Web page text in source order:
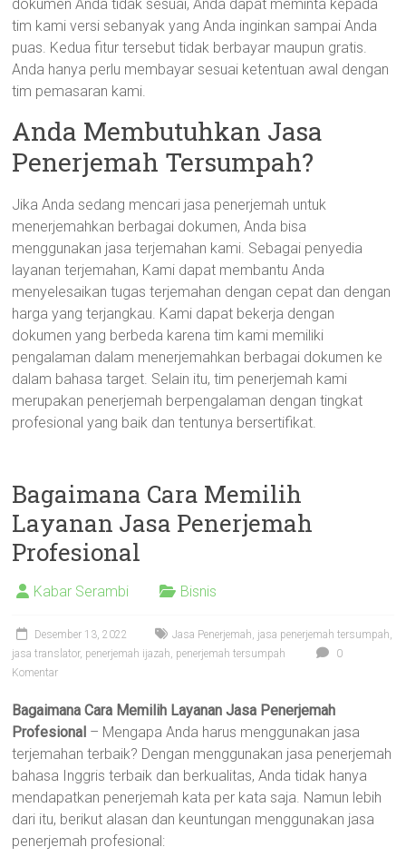
dokumen Anda tidak sesuai, Anda dapat meminta kepada
tim kami versi sebanyak yang Anda inginkan sampai Anda
puas. Kedua fitur tersebut tidak berbayar maupun gratis.
Anda hanya perlu membayar sesuai ketentuan awal dengan
tim pemasaran kami.
Anda Membutuhkan Jasa
Penerjemah Tersumpah?
Jika Anda sedang mencari jasa penerjemah untuk
menerjemahkan berbagai dokumen, Anda bisa
menggunakan jasa terjemahan kami. Sebagai penyedia
layanan terjemahan, Kami dapat membantu Anda
menyelesaikan tugas terjemahan dengan cepat dan dengan
harga yang terjangkau. Kami dapat bekerja dengan
dokumen yang berbeda karena tim kami memiliki
pengalaman dalam menerjemahkan berbagai dokumen ke
dalam bahasa target. Selain itu, tim penerjemah kami
merupakan penerjemah berpengalaman dengan tingkat
profesional yang baik dan tentunya bersertifikat.
Bagaimana Cara Memilih
Layanan Jasa Penerjemah
Profesional
Kabar Serambi Bisnis
Desember 13, 2022 Jasa Penerjemah, jasa penerjemah tersumpah,
jasa translator, penerjemah ijazah, penerjemah tersumpah
0
Komentar
Bagaimana Cara Memilih Layanan Jasa Penerjemah
Profesional – Mengapa Anda harus menggunakan jasa
terjemahan terbaik? Dengan menggunakan jasa penerjemah
bahasa Inggris terbaik dan berkualitas, Anda tidak hanya
mendapatkan penerjemah kata per kata saja. Namun lebih
dari itu, berikut alasan dan keuntungan menggunakan jasa
penerjemah profesional: